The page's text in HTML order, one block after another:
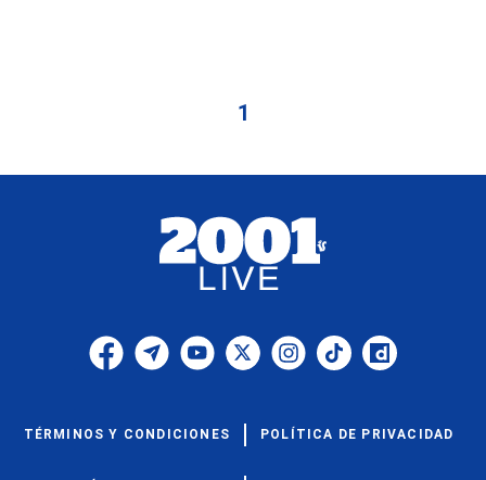
1
TÉRMINOS Y CONDICIONES POLÍTICA DE PRIVACIDAD